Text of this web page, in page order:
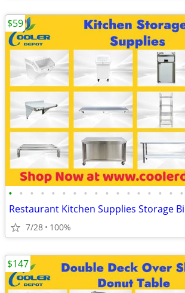
• • • • • • • • • • • • • • • • •
7/28 100%
$59
$147